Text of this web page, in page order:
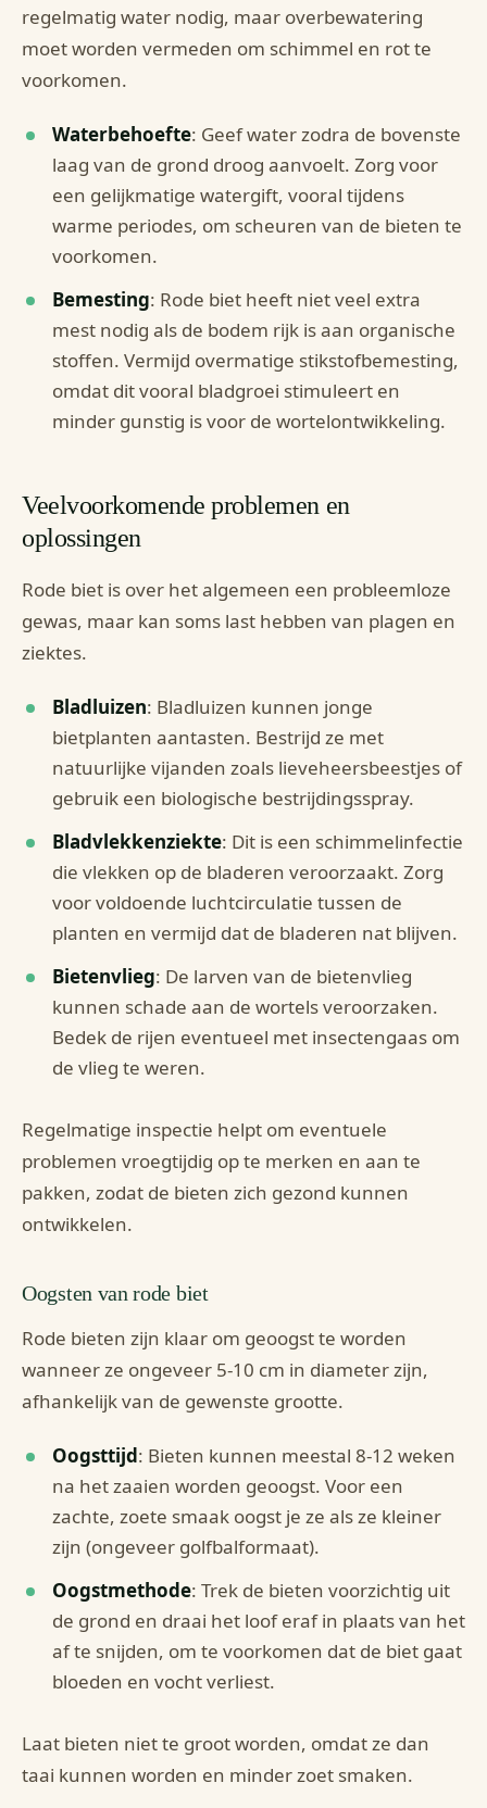
regelmatig water nodig, maar overbewatering
moet worden vermeden om schimmel en rot te
voorkomen.
Waterbehoefte: Geef water zodra de bovenste
laag van de grond droog aanvoelt. Zorg voor
een gelijkmatige watergift, vooral tijdens
warme periodes, om scheuren van de bieten te
voorkomen.
Bemesting: Rode biet heeft niet veel extra
mest nodig als de bodem rijk is aan organische
stoffen. Vermijd overmatige stikstofbemesting,
omdat dit vooral bladgroei stimuleert en
minder gunstig is voor de wortelontwikkeling.
Veelvoorkomende problemen en
oplossingen
Rode biet is over het algemeen een probleemloze
gewas, maar kan soms last hebben van plagen en
ziektes.
Bladluizen: Bladluizen kunnen jonge
bietplanten aantasten. Bestrijd ze met
natuurlijke vijanden zoals lieveheersbeestjes of
gebruik een biologische bestrijdingsspray.
Bladvlekkenziekte: Dit is een schimmelinfectie
die vlekken op de bladeren veroorzaakt. Zorg
voor voldoende luchtcirculatie tussen de
planten en vermijd dat de bladeren nat blijven.
Bietenvlieg: De larven van de bietenvlieg
kunnen schade aan de wortels veroorzaken.
Bedek de rijen eventueel met insectengaas om
de vlieg te weren.
Regelmatige inspectie helpt om eventuele
problemen vroegtijdig op te merken en aan te
pakken, zodat de bieten zich gezond kunnen
ontwikkelen.
Oogsten van rode biet
Rode bieten zijn klaar om geoogst te worden
wanneer ze ongeveer 5-10 cm in diameter zijn,
afhankelijk van de gewenste grootte.
Oogsttijd: Bieten kunnen meestal 8-12 weken
na het zaaien worden geoogst. Voor een
zachte, zoete smaak oogst je ze als ze kleiner
zijn (ongeveer golfbalformaat).
Oogstmethode: Trek de bieten voorzichtig uit
de grond en draai het loof eraf in plaats van het
af te snijden, om te voorkomen dat de biet gaat
bloeden en vocht verliest.
Laat bieten niet te groot worden, omdat ze dan
taai kunnen worden en minder zoet smaken.